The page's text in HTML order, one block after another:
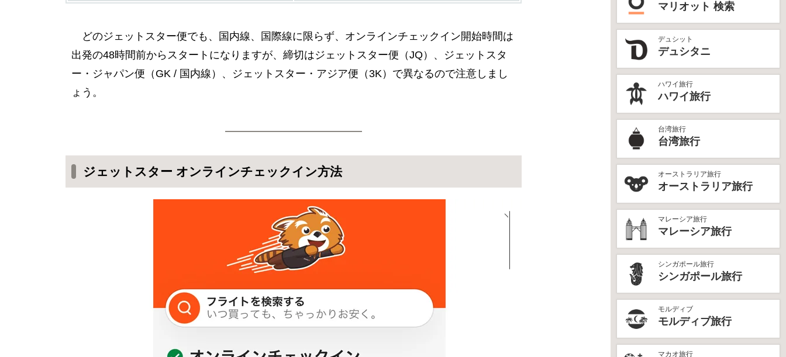
どのジェットスター便でも、国内線、国際線に限らず、オンラインチェックイン開始時間は
出発の48時間前からスタートになりますが、締切はジェットスター便（JQ）、ジェットスタ
ー・ジャパン便（GK / 国内線）、ジェットスター・アジア便（3K）で異なるので注意しまし
ょう。
ジェットスター オンラインチェックイン方法
マリオット 検索
デュシット
デュシタニ
ハワイ旅行
ハワイ旅行
台湾旅行
台湾旅行
オーストラリア旅行
オーストラリア旅行
マレーシア旅行
マレーシア旅行
シンガポール旅行
シンガポール旅行
モルディブ
モルディブ旅行
マカオ旅行